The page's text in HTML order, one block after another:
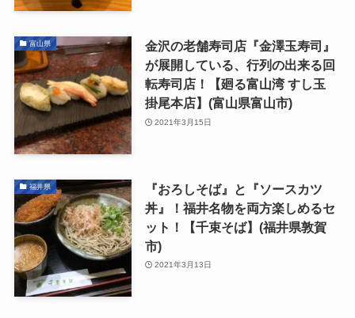
富山県
金沢の老舗寿司店『金澤玉寿司』
が展開している、行列の出来る回
転寿司店！【廻る富山湾 すし玉
掛尾本店】(富山県富山市)
2021年3月15日
福井県
『おろしそば』と『ソースカツ
丼』！福井名物を両方楽しめるセ
ット！【千束そば】(福井県敦賀
市)
2021年3月13日